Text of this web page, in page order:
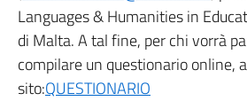
Languages & Humanities in
di Malta. A tal fine, per chi vorrà
compilare un questionario online,
sito:QUESTIONARIO